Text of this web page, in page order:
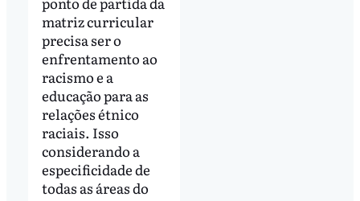
matriz curricular
precisa ser o
enfrentamento ao
racismo e a
educação para as
relações étnico
raciais. Isso
considerando a
especificidade de
todas as áreas do